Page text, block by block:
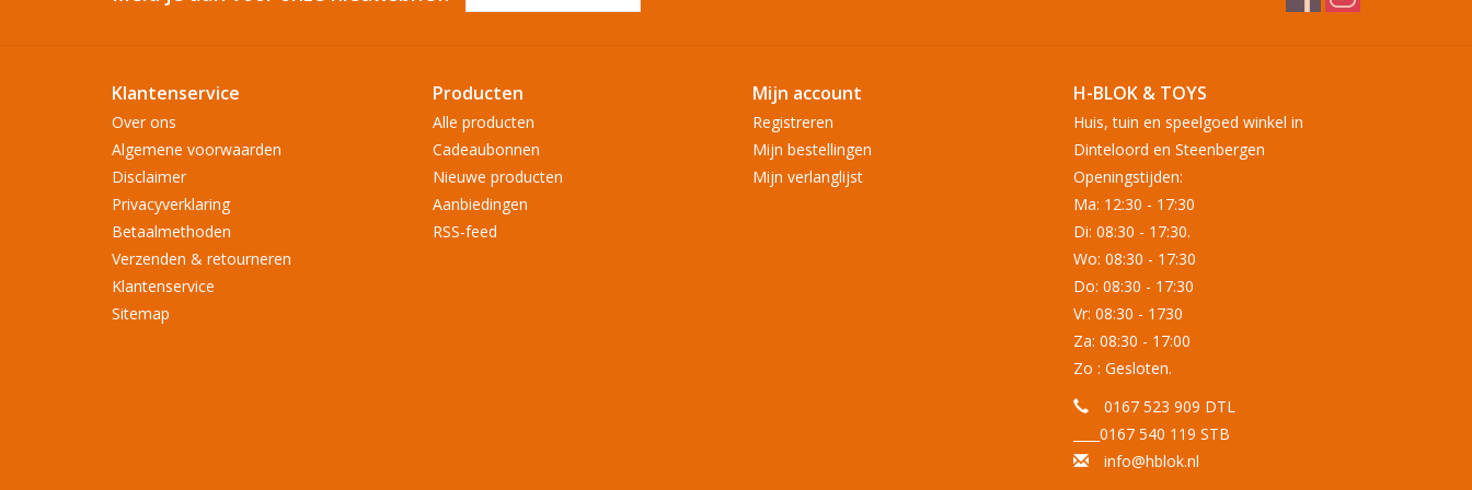
Klantenservice
Over ons
Algemene voorwaarden
Disclaimer
Privacyverklaring
Betaalmethoden
Verzenden & retourneren
Klantenservice
Sitemap
Producten
Alle producten
Cadeaubonnen
Nieuwe producten
Aanbiedingen
RSS-feed
Mijn account
Registreren
Mijn bestellingen
Mijn verlanglijst
H-BLOK & TOYS
Huis, tuin en speelgoed winkel in
Dinteloord en Steenbergen
Openingstijden:
Ma: 12:30 - 17:30
Di: 08:30 - 17:30.
Wo: 08:30 - 17:30
Do: 08:30 - 17:30
Vr: 08:30 - 1730
Za: 08:30 - 17:00
Zo : Gesloten.
0167 523 909 DTL
____0167 540 119 STB
info@hblok.nl